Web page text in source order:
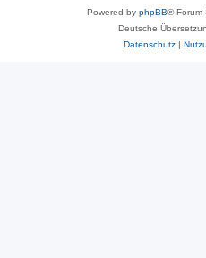
Powered by phpBB® Forum
Deutsche
Datenschutz|